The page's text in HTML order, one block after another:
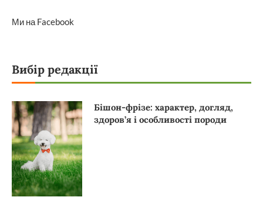
Ми на Facebook
Вибір редакції
Бішон-фрізе: характер, догляд,
здоров’я і особливості породи